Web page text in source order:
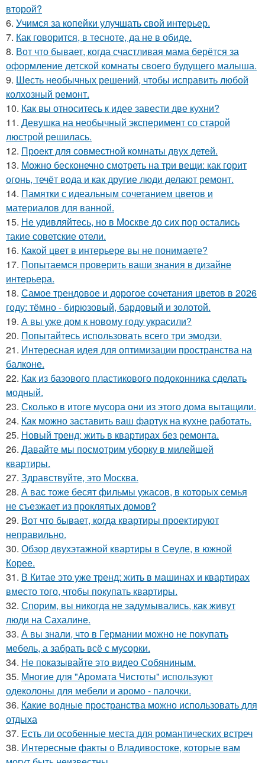
второй?
6. Учимся за копейки улучшать свой интерьер.
7. Как говорится, в тесноте, да не в обиде.
8. Вот что бывает, когда счастливая мама берётся за
оформление детской комнаты своего будущего малыша.
9. Шесть необычных решений, чтобы исправить любой
колхозный ремонт.
10. Как вы относитесь к идее завести две кухни?
11. Девушка на необычный эксперимент со старой
люстрой решилась.
12. Проект для совместной комнаты двух детей.
13. Можно бесконечно смотреть на три вещи: как горит
огонь, течёт вода и как другие люди делают ремонт.
14. Памятки с идеальным сочетанием цветов и
материалов для ванной.
15. Не удивляйтесь, но в Москве до сих пор остались
такие советские отели.
16. Какой цвет в интерьере вы не понимаете?
17. Попытаемся проверить ваши знания в дизайне
интерьера.
18. Самое трендовое и дорогое сочетания цветов в 2026
году: тёмно - бирюзовый, бардовый и золотой.
19. А вы уже дом к новому году украсили?
20. Попытайтесь использовать всего три эмодзи.
21. Интересная идея для оптимизации пространства на
балконе.
22. Как из базового пластикового подоконника сделать
модный.
23. Сколько в итоге мусора они из этого дома вытащили.
24. Как можно заставить ваш фартук на кухне работать.
25. Новый тренд: жить в квартирах без ремонта.
26. Давайте мы посмотрим уборку в милейшей
квартиры.
27. Здравствуйте, это Москва.
28. А вас тоже бесят фильмы ужасов, в которых семья
не съезжает из проклятых домов?
29. Вот что бывает, когда квартиры проектируют
неправильно.
30. Обзор двухэтажной квартиры в Сеуле, в южной
Корее.
31. В Китае это уже тренд: жить в машинах и квартирах
вместо того, чтобы покупать квартиры.
32. Спорим, вы никогда не задумывались, как живут
люди на Сахалине.
33. А вы знали, что в Германии можно не покупать
мебель, а забрать всё с мусорки.
34. Не показывайте это видео Собяниным.
35. Многие для "Аромата Чистоты" используют
одеколоны для мебели и аромо - палочки.
36. Какие водные пространства можно использовать для
отдыха
37. Есть ли особенные места для романтических встреч
38. Интересные факты о Владивостоке, которые вам